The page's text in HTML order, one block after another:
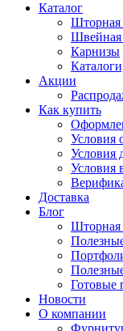
Каталог
Шторная
Швейная
Карнизы
Акции
Как купить
Условия
Условия
Условия
Доставка
Блог
Шторная
Готовые
Новости
О компании